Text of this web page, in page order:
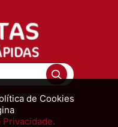
de Cookies